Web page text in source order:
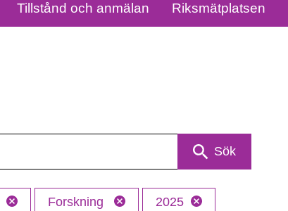
Tillstånd och anmälan Riksmätplatsen
Sök
Forskning 2025